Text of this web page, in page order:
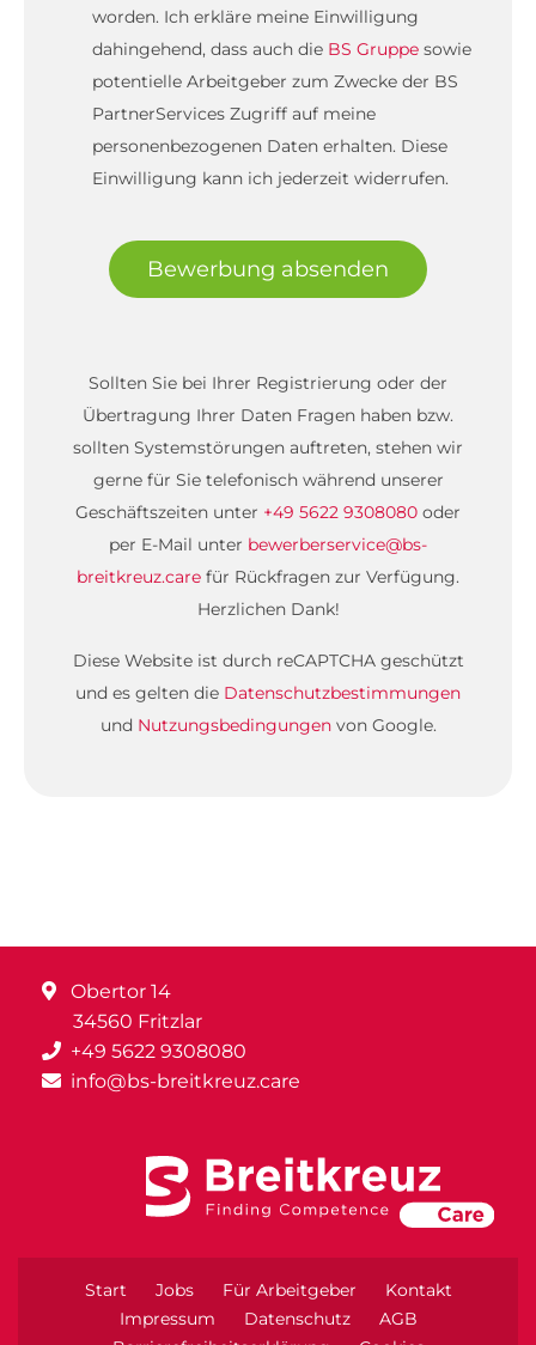
worden. Ich erkläre meine Einwilligung
dahingehend, dass auch die BS Gruppe sowie
potentielle Arbeitgeber zum Zwecke der BS
PartnerServices Zugriff auf meine
personenbezogenen Daten erhalten. Diese
Einwilligung kann ich jederzeit widerrufen.
Bewerbung absenden
Sollten Sie bei Ihrer Registrierung oder der
Übertragung Ihrer Daten Fragen haben bzw.
sollten Systemstörungen auftreten, stehen wir
gerne für Sie telefonisch während unserer
Geschäftszeiten unter +49 5622 9308080 oder
per E-Mail unter bewerberservice@bs-
breitkreuz.care für Rückfragen zur Verfügung.
Herzlichen Dank!
Diese Website ist durch reCAPTCHA geschützt
und es gelten die Datenschutzbestimmungen
und Nutzungsbedingungenvon Google.
Obertor 14
34560 Fritzlar
+49 5622 9308080
info@bs-breitkreuz.care
Start Jobs Für Arbeitgeber
Kontakt
Impressum
Datenschutz
AGB